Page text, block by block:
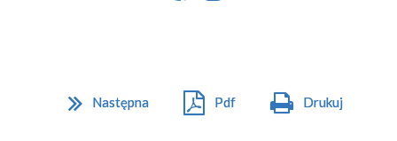
Następna Pdf Drukuj